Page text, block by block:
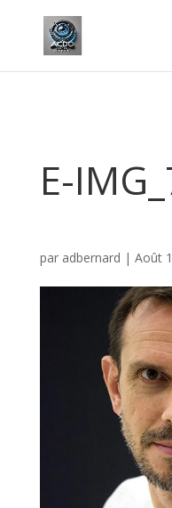
E-
par adbernard | Août